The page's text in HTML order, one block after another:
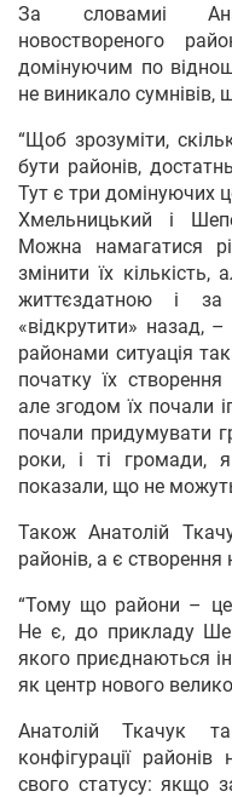
За словамиі
новоствореного
домінуючим по
не виникало сумнівів,
“Щоб зрозуміти,
бути районів,
Тут є три домінуючих
Хмельницький і
Можна намагатися
змінити їх
життєздатною і
«відкрутити» назад,
районами ситуація
початку їх
але згодом їх почали
почали придумувати
роки, і ті громади,
показали, що не
Також Анатолій
районів, а є створення
“Тому що райони – це
Не є, до прикладу
якого приєднаються
як центр нового
Анатолій Ткачук
конфігурації
свого статусу: якщо